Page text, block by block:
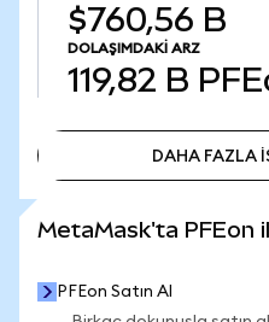
$760,56 B
DOLAŞIMDAKI ARZ
119,82 B
DAHA FAZLA
MetaMask'ta PFEon
PFEon Satın Al